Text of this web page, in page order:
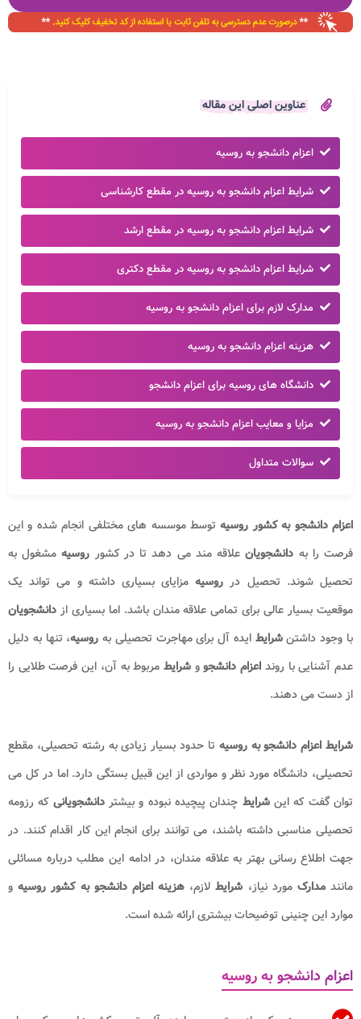
عناوین اصلی این مقاله
اعزام دانشجو به روسیه
شرایط اعزام دانشجو به روسیه در مقطع کارشناسی
شرایط اعزام دانشجو به روسیه در مقطع ارشد
شرایط اعزام دانشجو به روسیه در مقطع دکتری
مدارک لازم برای اعزام دانشجو به روسیه
هزینه اعزام دانشجو به روسیه
دانشگاه های روسیه برای اعزام دانشجو
مزایا و معایب اعزام دانشجو به روسیه
سوالات متداول
اعزام دانشجو به کشور روسیهتوسط موسسه های مختلفی انجام شده و این
فرصت را به دانشجویان علاقه مند می دهد تا در کشور روسیه مشغول به
تحصیل شوند. تحصیل در روسیه مزایای بسیاری داشته و می تواند یک
موقعیت بسیار عالی برای تمامی علاقه مندان باشد. اما بسیاری از دانشجویان
با وجود داشتنشرایطایده آل برای مهاجرت تحصیلی به روسیه، تنها به دلیل
عدم آشنایی با روند اعزام دانشجوو شرایط مربوط به آن، این فرصت طلایی را
از دست می دهند.
شرایط اعزام دانشجو به روسیه تا حدود بسیار زیادی به رشته تحصیلی، مقطع
تحصیلی، دانشگاه مورد نظر و مواردی از این قبیل بستگی دارد. اما در کل می
توان گفت که اینشرایط چندان پیچیده نبوده و بیشتردانشجویانیکه رزومه
تحصیلی مناسبی داشته باشند، می توانند برای انجام این کار اقدام کنند. در
جهت اطلاع رسانی بهتر به علاقه مندان، در ادامه این مطلب درباره مسائلی
مانندمدارک مورد نیاز، شرایط لازم، هزینه اعزام دانشجو به کشور روسیهو
موارد این چنینی توضیحات بیشتری ارائه شده است.
اعزام دانشجو به روسیه